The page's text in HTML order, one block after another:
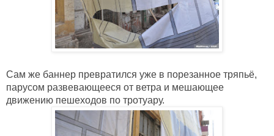
Сам же баннер превратился уже в порезанное тряпьё,
парусом развевающееся от ветра и мешающее
движению пешеходов по тротуару.